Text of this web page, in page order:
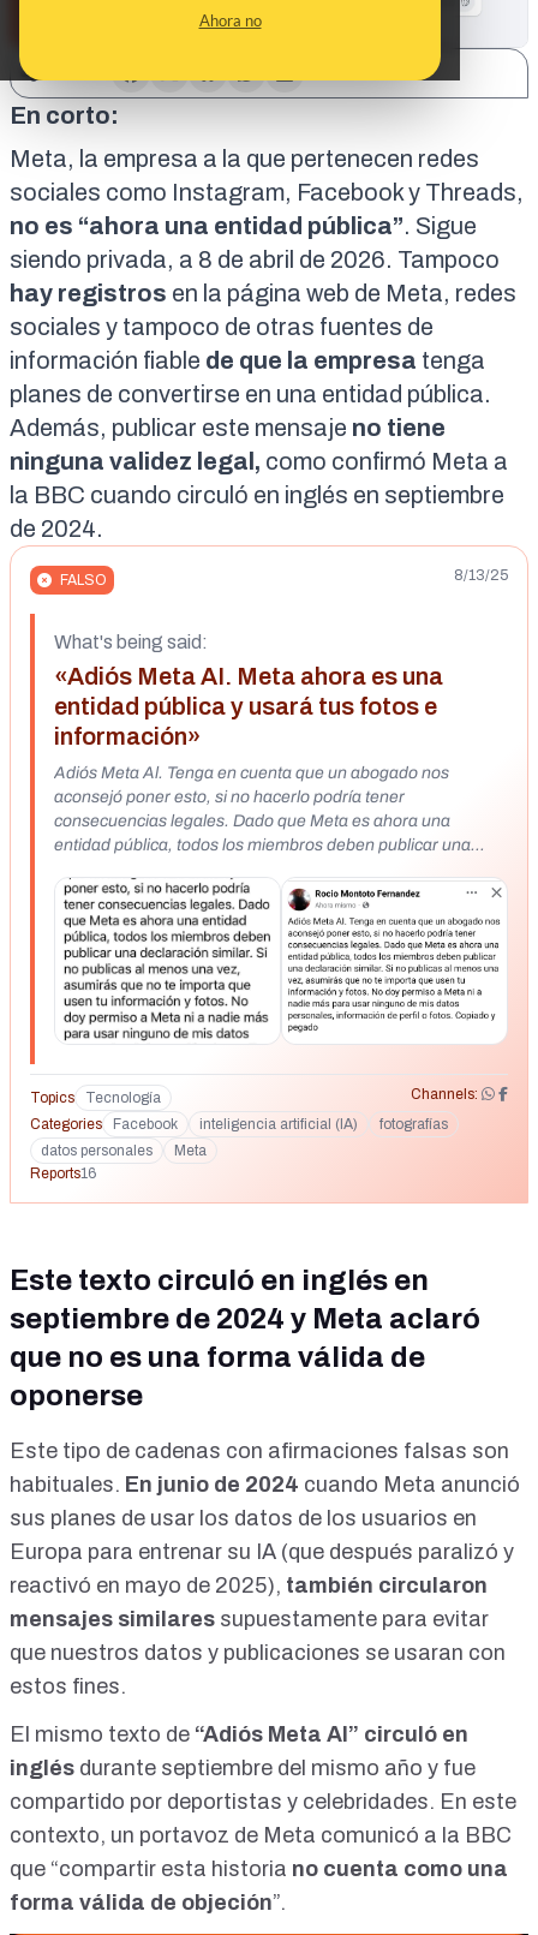
Ahora no
En corto:
Meta, la empresa a la que pertenecen redes
sociales como Instagram, Facebook y Threads,
no es “ahora una entidad pública”. Sigue
siendo privada, a 8 de abril de 2026. Tampoco
hay registros en la página web de Meta, redes
sociales y tampoco de otras fuentes de
información fiable de que la empresa tenga
planes de convertirse en una entidad pública.
Además, publicar este mensaje no tiene
ninguna validez legal, como confirmó Meta a
la BBC cuando circuló en inglés en septiembre
de 2024.
FALSO 8/13/25
What's being said:
«Adiós Meta AI. Meta ahora es una
entidad pública y usará tus fotos e
información»
Adiós Meta Al. Tenga en cuenta que un abogado nos
aconsejó poner esto, si no hacerlo podría tener
consecuencias legales. Dado que Meta es ahora una
entidad pública, todos los miembros deben publicar una
asumirás que no te importa que usen tu información y fotos.
No doy permiso a Meta ni a nadie más para usar ninguno de
mis datos personales, información de perfil o fotos. Copiado
y pegado. https://www.facebook.com/story.php?
story_fbid=9536076793096744&id=100000835552682&rdi
d=sx3m5JphCvYXmJR4#
https://www.facebook.com/story.php?
d=Ek2pb34vUN5Fn5qz#
Topics Tecnología
Channels:
Categories
Facebook inteligencia artificial (IA)
fotografías
datos personales
Meta
Reports16
Este texto circuló en inglés en
septiembre de 2024 y Meta aclaró
que no es una forma válida de
oponerse
Este tipo de cadenas con afirmaciones falsas son
habituales. En junio de 2024 cuando Meta anunció
sus planes de usar los datos de los usuarios en
Europa para entrenar su IA (que después paralizó y
reactivó en mayo de 2025), también circularon
mensajes similares supuestamente para evitar
que nuestros datos y publicaciones se usaran con
estos fines.
El mismo texto de “Adiós Meta AI” circuló en
inglés durante septiembre del mismo año y fue
compartido por deportistas y celebridades. En este
contexto, un portavoz de Meta comunicó a la BBC
que “compartir esta historia no cuenta como una
forma válida de objeción”.